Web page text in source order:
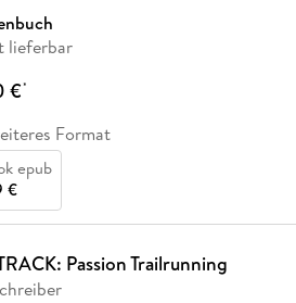
lieferbar
€*
Format
epub
€
Passion Trailrunning